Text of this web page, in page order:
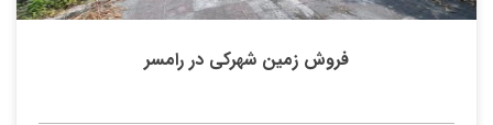
فروش زمین شهرکی در رامسر